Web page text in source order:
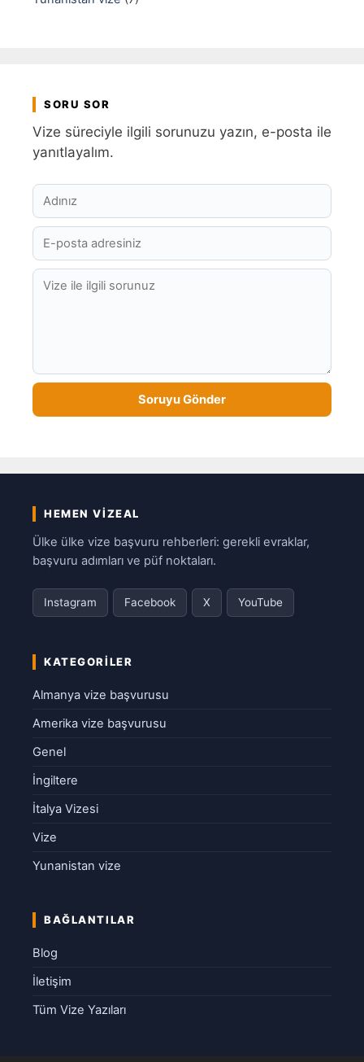
SORU SOR
Vize süreciyle ilgili sorunuzu yazın, e-posta ile
yanıtlayalım.
HEMEN VIZEAL
Ülke ülke vize başvuru rehberleri: gerekli evraklar,
başvuru adımları ve püf noktaları.
Instagram Facebook X YouTube
KATEGORILER
Almanya vize başvurusu
Amerika vize başvurusu
Genel
İngiltere
İtalya Vizesi
Vize
Yunanistan vize
BAĞLANTILAR
Blog
İletişim
Tüm Vize Yazıları